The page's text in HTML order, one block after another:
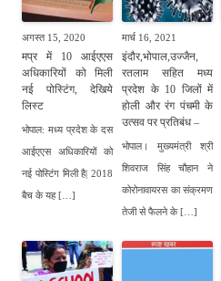
अगस्त 15, 2020
मप्र में 10 आईएएस
अधिकारियों को मिली
नई पोस्टिंग, देखिये
लिस्ट
भोपाल: मध्य प्रदेश के दस
आईएएस अधिकारियों को
नई पोस्टिंग मिली है| 2018
बैच के यह […]
मार्च 16, 2021
इंदौर,भोपाल,उज्जैन,
रतलाम सहित मध्य
प्रदेश के 10 जिलों में
होली और रंग पंचमी के
उत्सव पर प्रतिबंध –
भोपाल। मुख्यमंत्री श्री
शिवराज सिंह चौहान ने
कोरोनावायरस का संक्रमण
तेजी से फैलने के […]